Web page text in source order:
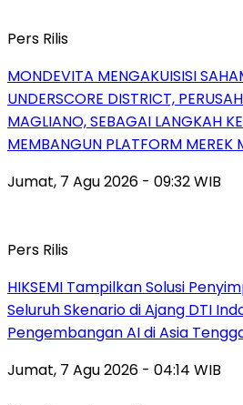
Pers Rilis
MONDEVITA MENGAKUISISI
UNDERSCORE DISTRICT,
MAGLIANO, SEBAGAI LANGKAH
MEMBANGUN PLATFORM MEREK
Jumat, 7 Agu 2026 - 09:32 WIB
Pers Rilis
HIKSEMI Tampilkan Solusi
Seluruh Skenario di Ajang DTI
Pengembangan AI di Asia
Jumat, 7 Agu 2026 - 04:14 WIB